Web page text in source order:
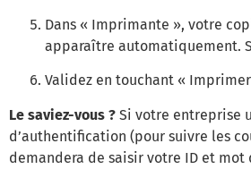
Dans « Imprimante », votre
apparaître automatiquement.
Validez en touchant «
Le saviez-vous ? Si votre entreprise
d’authentification (pour suivre les
demandera de saisir votre ID et